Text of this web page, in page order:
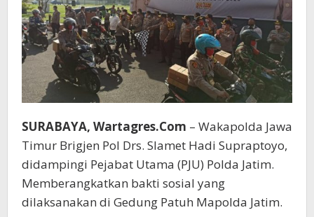
SURABAYA, Wartagres.Com – Wakapolda Jawa
Timur Brigjen Pol Drs. Slamet Hadi Supraptoyo,
didampingi Pejabat Utama (PJU) Polda Jatim.
Memberangkatkan bakti sosial yang
dilaksanakan di Gedung Patuh Mapolda Jatim.